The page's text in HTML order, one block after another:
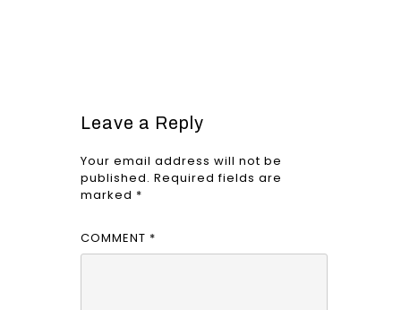
Leave a Reply
Your email address will not be
published. Required fields are
marked *
COMMENT *